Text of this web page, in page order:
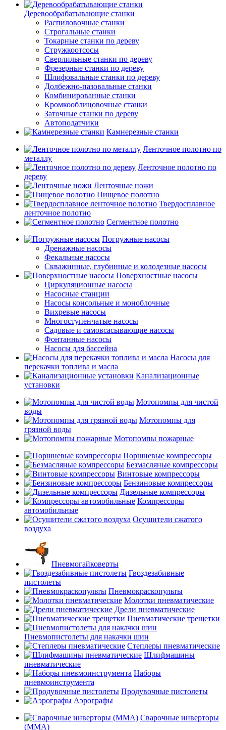
Деревообрабатывающие станки
Распиловочные станки
Строгальные станки
Токарные станки по дереву
Стружкоотсосы
Сверлильные станки по дереву
Фрезерные станки по дереву
Шлифовальные станки по дереву
Долбежно-пазовальные станки
Комбинированные станки
Кромкооблицовочные станки
Заточные станки по дереву
Автоподатчики
Камнерезные станки
Ленточное полотно по
металлу
Ленточное полотно по
дереву
Ленточные ножи
Пищевое полотно
Твердосплавное
ленточное полотно
Сегментное полотно
Погружные насосы
Дренажные насосы
Фекальные насосы
Скважинные, глубинные и колодезные насосы
Поверхностные насосы
Циркуляционные насосы
Насосные станции
Насосы консольные и моноблочные
Вихревые насосы
Многоступенчатые насосы
Садовые и самовсасывающие насосы
Фонтанные насосы
Насосы для бассейна
Насосы для
перекачки топлива и масла
Канализационные
установки
Мотопомпы для чистой
воды
Мотопомпы для
грязной воды
Мотопомпы пожарные
Поршневые компрессоры
Безмасляные компрессоры
Винтовые компрессоры
Бензиновые компрессоры
Дизельные компрессоры
Компрессоры
автомобильные
Осушители сжатого
воздуха
Пневмогайковерты
Гвоздезабивные
пистолеты
Пневмокраскопульты
Молотки пневматические
Дрели пневматические
Пневматические трещетки
Пневмопистолеты для накачки шин
Степлеры пневматические
Шлифмашины
пневматические
Наборы
пневмоинструмента
Продувочные пистолеты
Аэрографы
Сварочные инверторы
(MMA)